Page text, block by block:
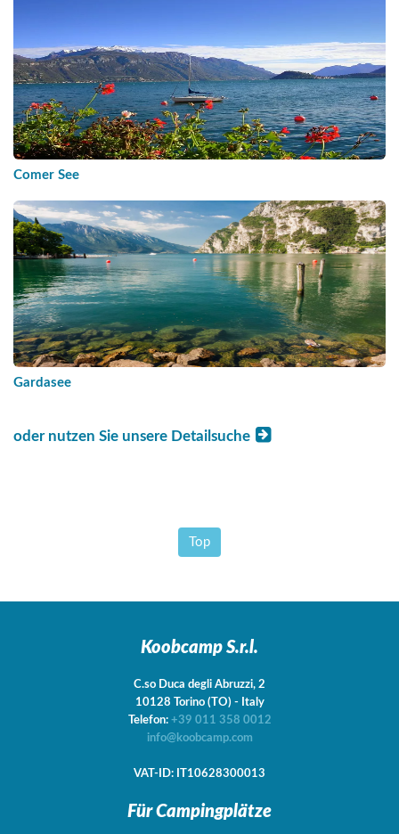
Comer See
Gardasee
oder nutzen Sie unsere Detailsuche
Top
Koobcamp S.r.l.
C.so Duca degli Abruzzi, 2
10128 Torino (TO) - Italy
Telefon: +39 011 358 0012
info@koobcamp.com
VAT-ID: IT10628300013
Für Campingplätze